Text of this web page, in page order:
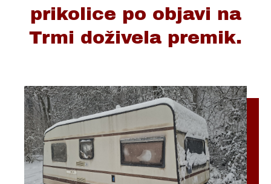
prikolice po objavi na
Trmi doživela premik.